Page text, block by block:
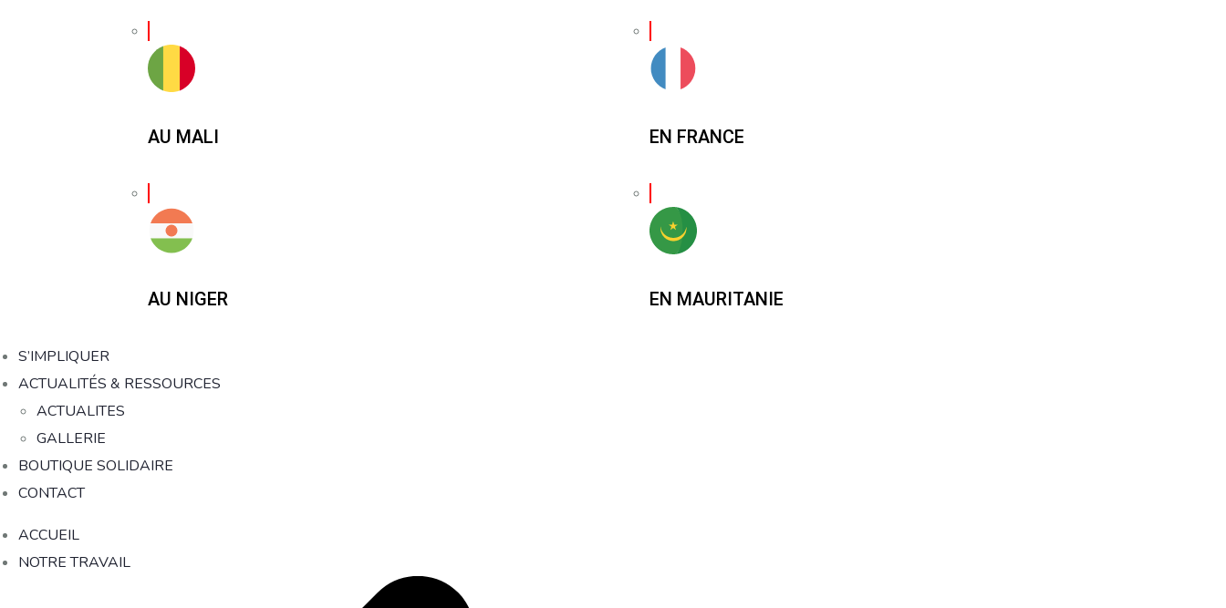
AU MALI
AU NIGER
EN FRANCE
EN MAURITANIE
S’IMPLIQUER
ACTUALITÉS & RESSOURCES
ACTUALITES
GALLERIE
BOUTIQUE SOLIDAIRE
CONTACT
ACCUEIL
NOTRE TRAVAIL